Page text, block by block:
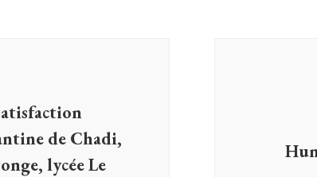
de Chadi,
lycée Le